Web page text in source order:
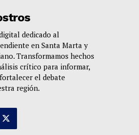
dedicado al
en Santa Marta y
Transformamos hechos
crítico para informar,
el debate
región.